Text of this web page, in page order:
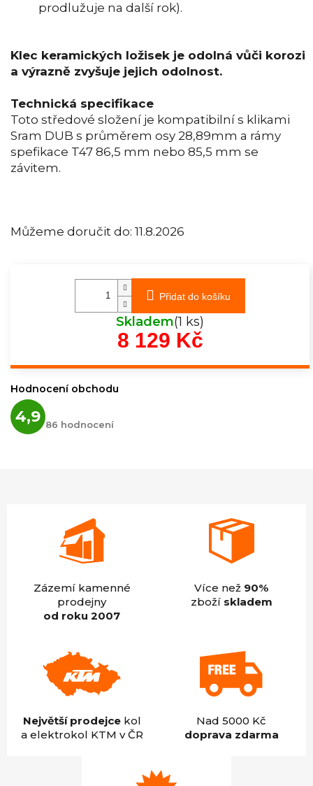
Můžeme doručit do: 11.8.2026
prodlužuje na další rok).
Klec keramických ložisek je odolná vůči korozi
a výrazně zvyšuje jejich odolnost.
Technická specifikace
Toto středové složení je kompatibilní s klikami
Sram DUB s průměrem osy 28,89mm a rámy
spefikace T47 86,5 mm nebo 85,5 mm se
závitem.
Přidat do košíku
Skladem(1 ks)
8 129 KčMěrná
Hodnocení obchodu
4,9 hodnocení
obchodu
86 hodnocení
Zázemí kamenné
prodejny
od roku 2007
Více než 90%
zboží skladem
Největší prodejcekol
a elektrokol KTM v ČR
Nad 5000 Kč
doprava zdarma